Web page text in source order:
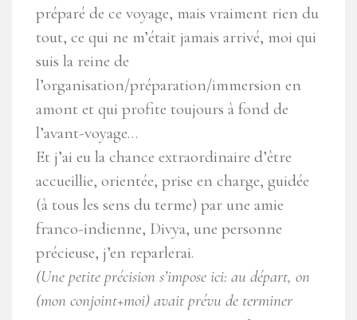
préparé de ce voyage, mais vraiment rien du
tout, ce qui ne m’était jamais arrivé, moi qui
suis la reine de
l’organisation/préparation/immersion en
amont et qui profite toujours à fond de
l’avant-voyage…
Et j’ai eu la chance extraordinaire d’être
accueillie, orientée, prise en charge, guidée
(à tous les sens du terme) par une amie
franco-indienne, Divya, une personne
précieuse, j’en reparlerai.
(Une petite précision s’impose ici: au départ, on
(mon conjoint+moi) avait prévu de terminer